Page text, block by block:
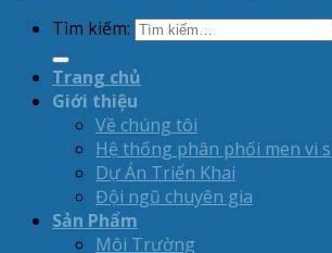
Tìm kiếm:
Trang chủ
Giới thiệu
Về chúng tôi
Hệ thống phân phối men vi
Dự Án Triển Khai
Đội ngũ chuyên gia
Sản Phẩm
Môi Trường